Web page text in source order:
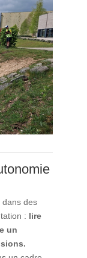
dans des
: lire
un